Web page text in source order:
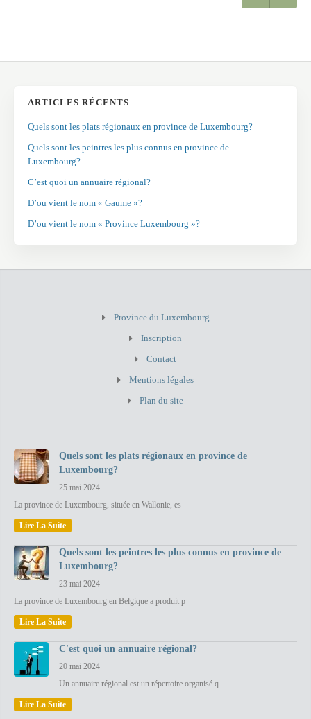
ARTICLES RÉCENTS
Quels sont les plats régionaux en province de Luxembourg?
Quels sont les peintres les plus connus en province de
Luxembourg?
C’est quoi un annuaire régional?
D’ou vient le nom « Gaume »?
D’ou vient le nom « Province Luxembourg »?
Province du Luxembourg
Inscription
Contact
Mentions légales
Plan du site
Quels sont les plats régionaux en province de
Luxembourg?
25 mai 2024
La province de Luxembourg, située en Wallonie, es
Lire La Suite
Quels sont les peintres les plus connus en province de
Luxembourg?
23 mai 2024
La province de Luxembourg en Belgique a produit p
Lire La Suite
C'est quoi un annuaire régional?
20 mai 2024
Un annuaire régional est un répertoire organisé q
Lire La Suite